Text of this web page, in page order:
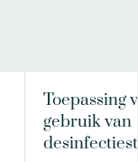
Toepassing
gebruik van